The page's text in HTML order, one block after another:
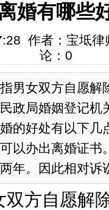
婚有哪些
作者：宝坻
论： 0
男女双方自愿解
政局婚姻登记机
的好处有以下几
以办出离婚证书
年。因此相对诉
双方自愿解